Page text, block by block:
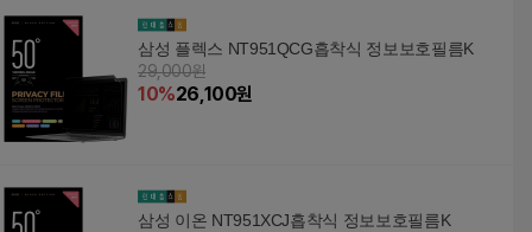
삼성 플렉스 NT951QCG흡착식 정보보호필름K
29,000원
10%26,100원
삼성 이온 NT951XCJ흡착식 정보보호필름K